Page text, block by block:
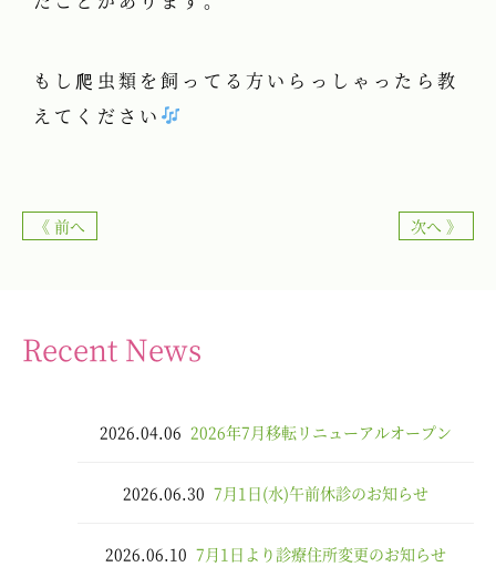
もし爬虫類を飼ってる方いらっしゃったら教
えてください
《 前へ 次へ 》
Recent News
2026.04.06 2026年7月移転リニューアルオープン
2026.06.30 7月1日(水)午前休診のお知らせ
2026.06.10 7月1日より診療住所変更のお知らせ